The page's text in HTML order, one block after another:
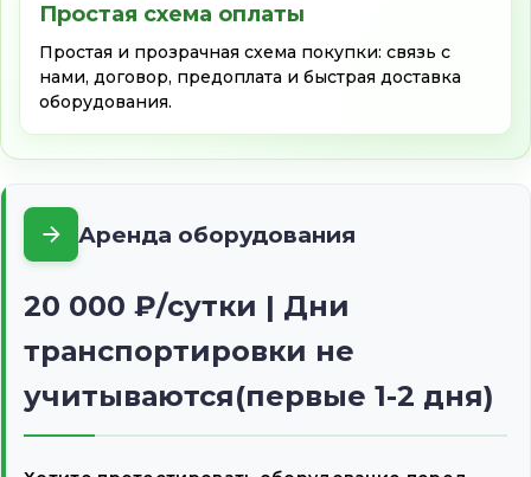
Простая схема оплаты
Простая и прозрачная схема покупки: связь с
нами, договор, предоплата и быстрая доставка
оборудования.
Аренда оборудования
20 000 ₽/сутки | Дни
транспортировки не
учитываются(первые 1-2 дня)